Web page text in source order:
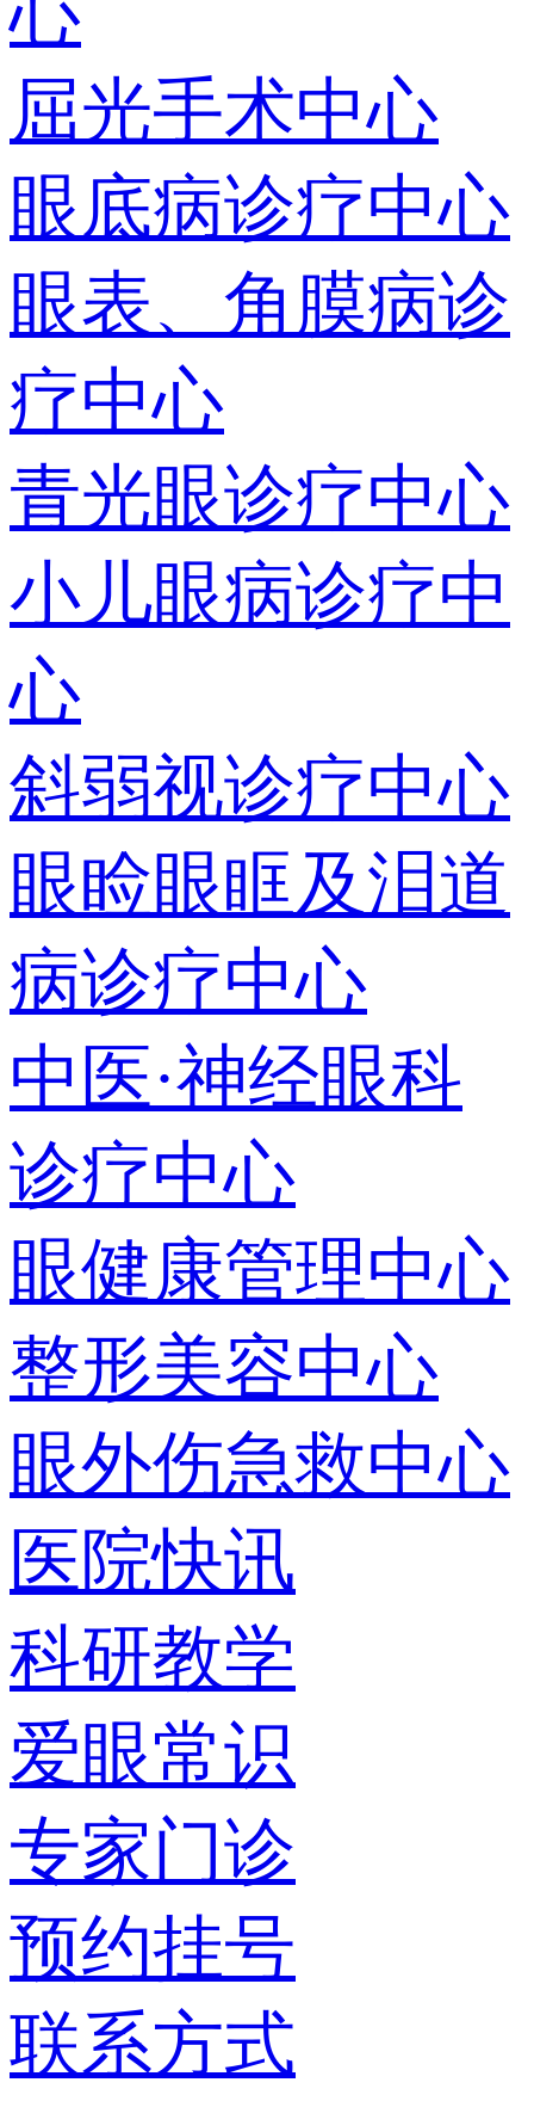
屈光手术中心
眼底病诊疗中心
眼表、角膜病诊
疗中心
青光眼诊疗中心
小儿眼病诊疗中
心
斜弱视诊疗中心
眼睑眼眶及泪道
病诊疗中心
中医·神经眼科
诊疗中心
眼健康管理中心
整形美容中心
眼外伤急救中心
医院快讯
科研教学
爱眼常识
专家门诊
预约挂号
联系方式